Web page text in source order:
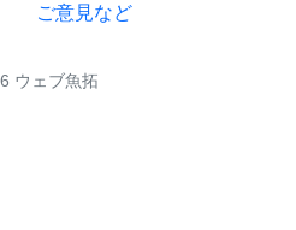
ご意見など
ウェブ魚拓